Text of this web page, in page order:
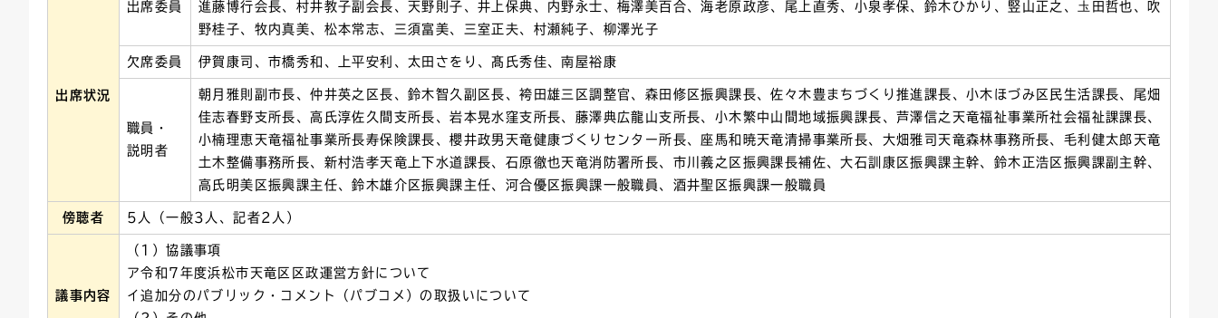
出席状況
出席委員
進藤博行会長、村井教子副会長、天野則子、井上保典、内野永士、梅澤美百合、海老原政彦、尾上直秀、小泉孝保、鈴木ひかり、竪山正之、圡田哲也、吹
野桂子、牧内真美、松本常志、三須富美、三室正夫、村瀬純子、柳澤光子
欠席委員 伊賀康司、市橋秀和、上平安利、太田さをり、髙氏秀佳、南屋裕康
職員・
説明者
朝月雅則副市長、仲井英之区長、鈴木智久副区長、袴田雄三区調整官、森田修区振興課長、佐々木豊まちづくり推進課長、小木ほづみ区民生活課長、尾畑
佳志春野支所長、高氏淳佐久間支所長、岩本晃水窪支所長、藤澤典広龍山支所長、小木繁中山間地域振興課長、芦澤信之天竜福祉事業所社会福祉課課長、
小楠理恵天竜福祉事業所長寿保険課長、櫻井政男天竜健康づくりセンター所長、座馬和暁天竜清掃事業所長、大畑雅司天竜森林事務所長、毛利健太郎天竜
土木整備事務所長、新村浩孝天竜上下水道課長、石原徹也天竜消防署所長、市川義之区振興課長補佐、大石訓康区振興課主幹、鈴木正浩区振興課副主幹、
高氏明美区振興課主任、鈴木雄介区振興課主任、河合優区振興課一般職員、酒井聖区振興課一般職員
傍聴者 5人（一般3人、記者2人）
議事内容
（1）協議事項
ア令和7年度浜松市天竜区区政運営方針について
イ追加分のパブリック・コメント（パブコメ）の取扱いについて